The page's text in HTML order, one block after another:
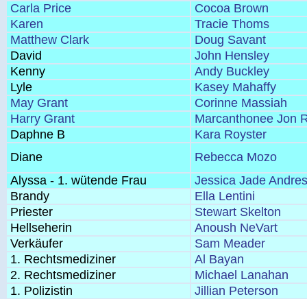
Carla Price
Cocoa Brown
Karen
Tracie Thoms
Matthew Clark
Doug Savant
David
John Hensley
Kenny
Andy Buckley
Lyle
Kasey Mahaffy
May Grant
Corinne Massiah
Harry Grant
Marcanthonee Jon
Daphne B
Kara Royster
Diane
Rebecca Mozo
Alyssa - 1. wütende Frau
Jessica Jade Andres
Brandy
Ella Lentini
Priester
Stewart Skelton
Hellseherin
Anoush NeVart
Verkäufer
Sam Meader
1. Rechtsmediziner
Al Bayan
2. Rechtsmediziner
Michael Lanahan
1. Polizistin
Jillian Peterson